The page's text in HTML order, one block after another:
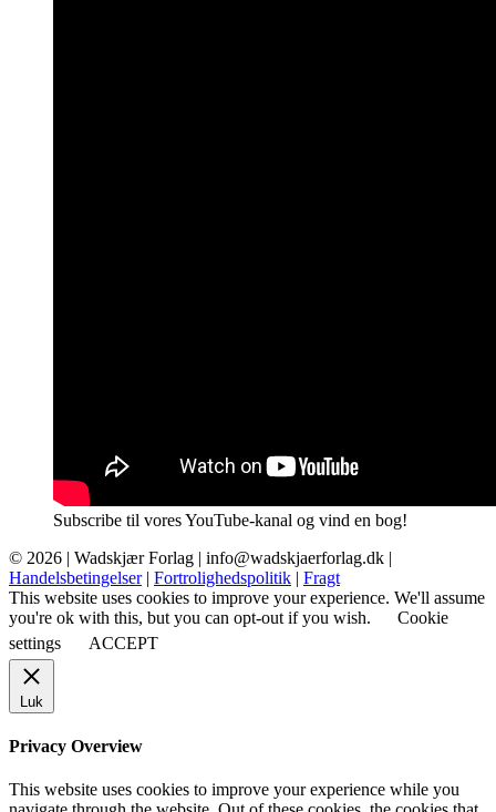
Subscribe til vores YouTube-kanal og vind en bog!
© 2026 | Wadskjær Forlag | info@wadskjaerforlag.dk |
Handelsbetingelser| Fortrolighedspolitik | Fragt
This website uses cookies to improve your experience. We'll assume
you're ok with this, but you can opt-out if you wish.
Cookie
settings
ACCEPT
Luk
Privacy Overview
This website uses cookies to improve your experience while you